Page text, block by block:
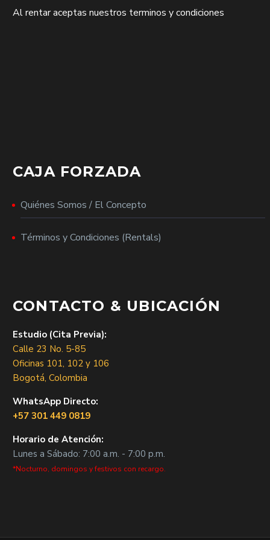
Al rentar aceptas nuestros terminos y condiciones
CAJA FORZADA
Quiénes Somos / El Concepto
Términos y Condiciones (Rentals)
CONTACTO & UBICACIÓN
Estudio (Cita Previa):
Calle 23 No. 5-85
Oficinas 101, 102 y 106
Bogotá, Colombia
WhatsApp Directo:
+57 301 449 0819
Horario de Atención:
Lunes a Sábado: 7:00 a.m. - 7:00 p.m.
*Nocturno, domingos y festivos con recargo.